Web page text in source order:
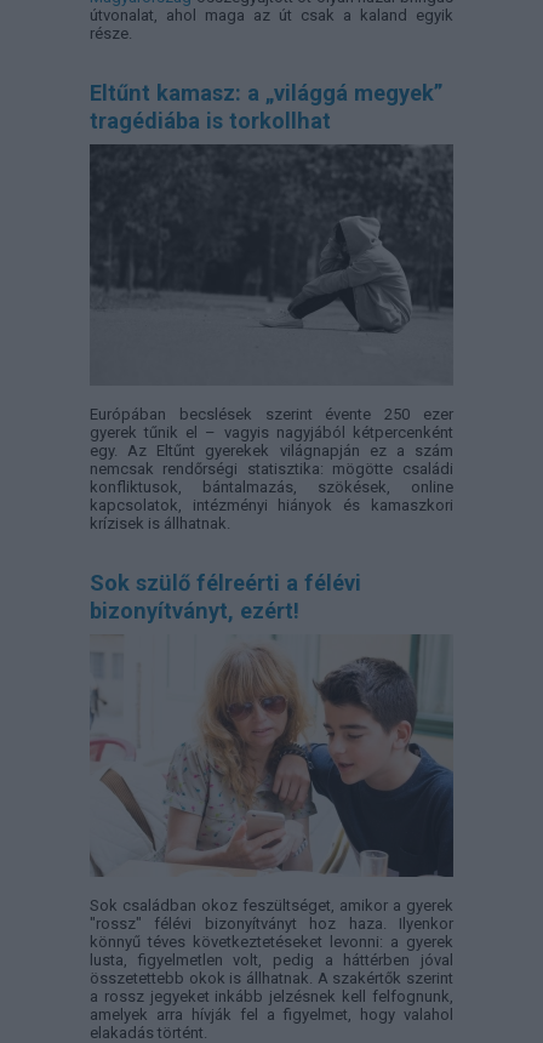
útvonalat, ahol maga az út csak a kaland egyik
része.
Eltűnt kamasz: a „világgá megyek”
tragédiába is torkollhat
Európában becslések szerint évente 250 ezer
gyerek tűnik el – vagyis nagyjából kétpercenként
egy. Az Eltűnt gyerekek világnapján ez a szám
nemcsak rendőrségi statisztika: mögötte családi
konfliktusok, bántalmazás, szökések, online
kapcsolatok, intézményi hiányok és kamaszkori
krízisek is állhatnak.
Sok szülő félreérti a félévi
bizonyítványt, ezért!
Sok családban okoz feszültséget, amikor a gyerek
"rossz" félévi bizonyítványt hoz haza. Ilyenkor
könnyű téves következtetéseket levonni: a gyerek
lusta, figyelmetlen volt, pedig a háttérben jóval
összetettebb okok is állhatnak. A szakértők szerint
a rossz jegyeket inkább jelzésnek kell felfognunk,
amelyek arra hívják fel a figyelmet, hogy valahol
elakadás történt.